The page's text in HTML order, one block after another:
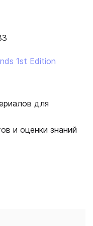
1st Edition
для
и оценки знаний
уроку.